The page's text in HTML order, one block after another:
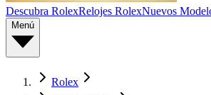
Descubra RolexRelojes RolexNuevos
Menú
Rolex